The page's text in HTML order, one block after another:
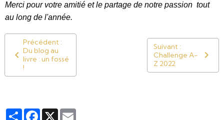
Merci pour votre amitié et le partage de notre passion tout
au long de l'année.
Précédent :
Du blog au
livre : un fossé
!
Suivant :
Challenge A-
Z 2022
PartagerFacebook
X